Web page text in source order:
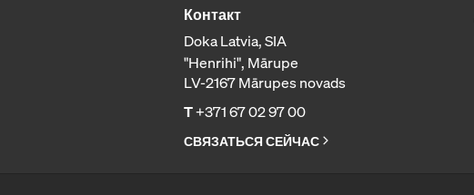
Контакт
Doka Latvia, SIA
"Henrihi", Mārupe
LV-2167 Mārupes novads
T+371 67 02 97 00
СВЯЗАТЬСЯ СЕЙЧАС